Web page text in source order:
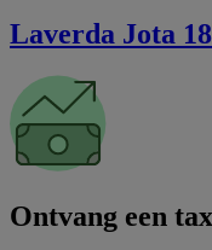
Laverda Jota
Ontvang een